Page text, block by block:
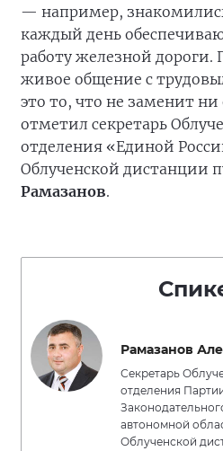
— например,
каждый день
работу железной
живое общение с
это то, что не заменит
отметил секретарь
отделения «Единой
Облученской дистанции
Рамазанов.
Рамазанов
Секретарь
отделения
автономной
Облученской